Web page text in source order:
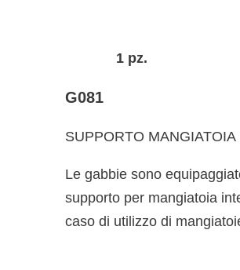
1 pz.
G081
SUPPORTO MANGIATOIA
Le gabbie sono
supporto per mangiatoia
caso di utilizzo di